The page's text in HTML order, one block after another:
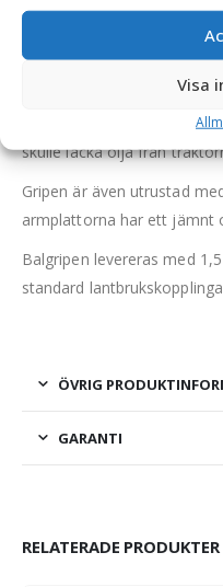
Visa
Balgripen är tillverkad i
hållbarhet.
Bala Agris balgrip är
alltid får ett fast grepp om
skulle läcka olja från
Gripen är även utrustad
armplattorna har ett jämnt
Balgripen levereras med
standard
ÖVRIG
GARANTI
RELATERADE PRODUKTER